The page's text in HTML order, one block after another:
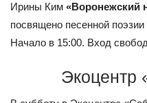
Ирины Ким «Воронежский
посвящено песенной
Начало в 15:00. Вход
Экоцентр